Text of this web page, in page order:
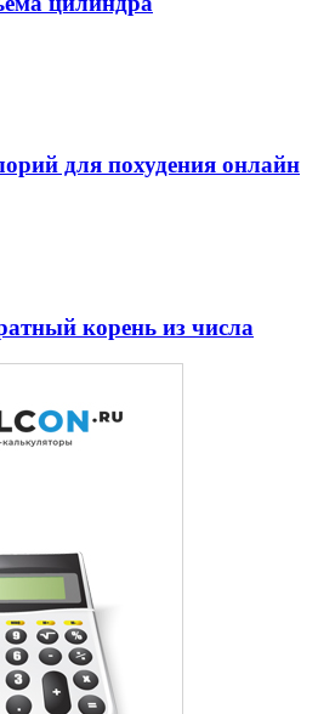
для похудения онлайн
корень из числа